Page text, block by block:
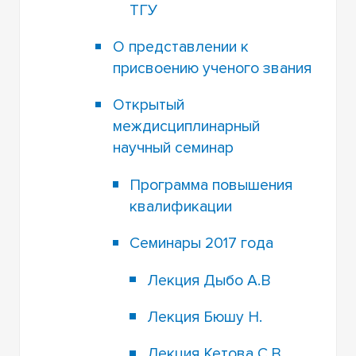
ТГУ
О представлении к
присвоению ученого звания
Открытый
междисциплинарный
научный семинар
Программа повышения
квалификации
Семинары 2017 года
Лекция Дыбо А.В
Лекция Бюшу Н.